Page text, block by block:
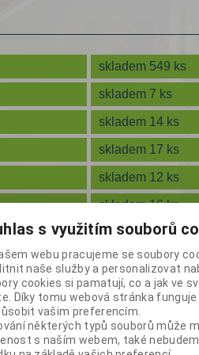
aut
náklad
kol
a
pytle
skladem 549 ks
skladem 7 ks
skladem 14 ks
skladem 17 ks
skladem 12 ks
skladem 16 ks
na objednávku
skladem 129 ks
s využitím souborů
webu pracujeme se soubory
naše služby a personalizovat
cookies si pamatují, co a jak ve
Díky tomu webová stránka
vašim preferencím.
některých typů souborů může
s naším webem, také